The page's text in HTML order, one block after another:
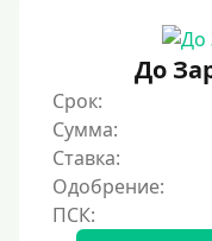
Для закрытия
До зарплаты
Для ИП
Для бизнеса
Документы
До
Срок:
Сумма:
Ставка:
Одобрение: